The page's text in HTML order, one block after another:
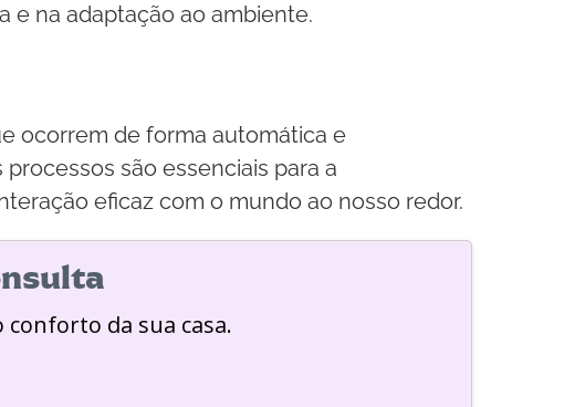
e na adaptação ao ambiente.
ocorrem de forma automática e
são essenciais para a
eficaz com o mundo ao nosso redor.
conforto da sua casa.